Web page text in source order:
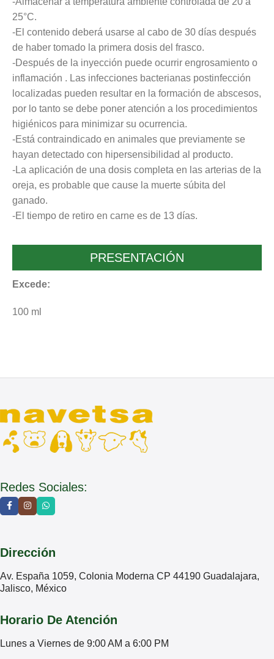
25°C.
-El contenido deberá usarse al cabo de 30 días después
de haber tomado la primera dosis del frasco.
-Después de la inyección puede ocurrir engrosamiento o
inflamación . Las infecciones bacterianas postinfección
localizadas pueden resultar en la formación de abscesos,
por lo tanto se debe poner atención a los procedimientos
higiénicos para minimizar su ocurrencia.
-Está contraindicado en animales que previamente se
hayan detectado con hipersensibilidad al producto.
-La aplicación de una dosis completa en las arterias de la
oreja, es probable que cause la muerte súbita del
ganado.
-El tiempo de retiro en carne es de 13 días.
PRESENTACIÓN
Excede:
100 ml
Redes Sociales:
Dirección
Av. España 1059, Colonia Moderna CP 44190 Guadalajara,
Jalisco, México
Horario De Atención
Lunes a Viernes de 9:00 AM a 6:00 PM